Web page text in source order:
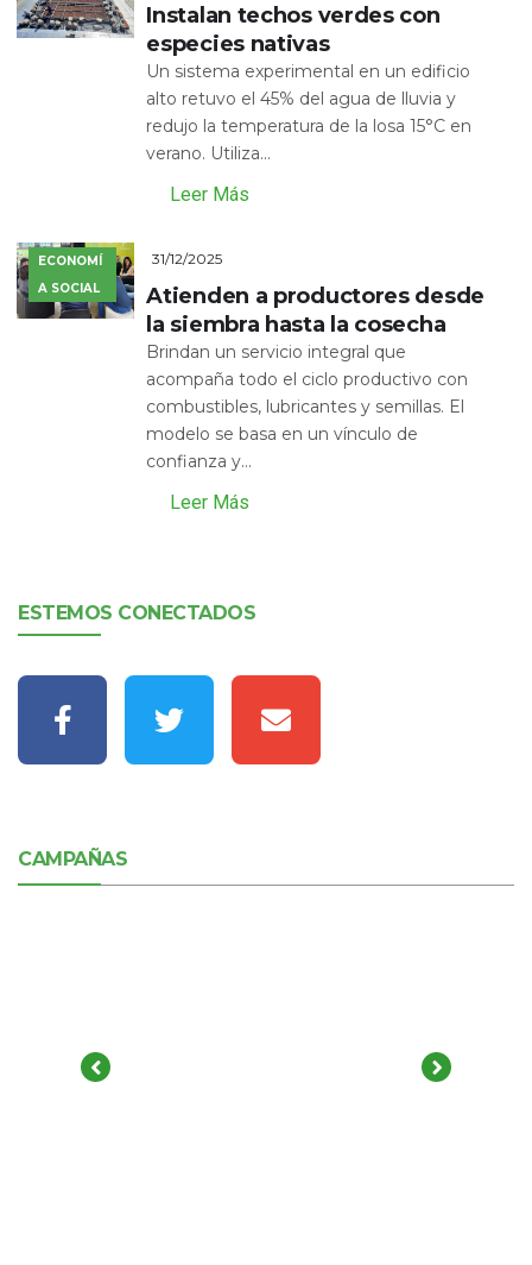
Instalan techos verdes con
especies nativas
Un sistema experimental en un edificio
alto retuvo el 45% del agua de lluvia y
redujo la temperatura de la losa 15°C en
verano. Utiliza...
Leer Más
ECONOMÍ
A SOCIAL
31/12/2025
Atienden a productores desde
la siembra hasta la cosecha
Brindan un servicio integral que
acompaña todo el ciclo productivo con
combustibles, lubricantes y semillas. El
modelo se basa en un vínculo de
confianza y...
Leer Más
ESTEMOS CONECTADOS
CAMPAÑAS